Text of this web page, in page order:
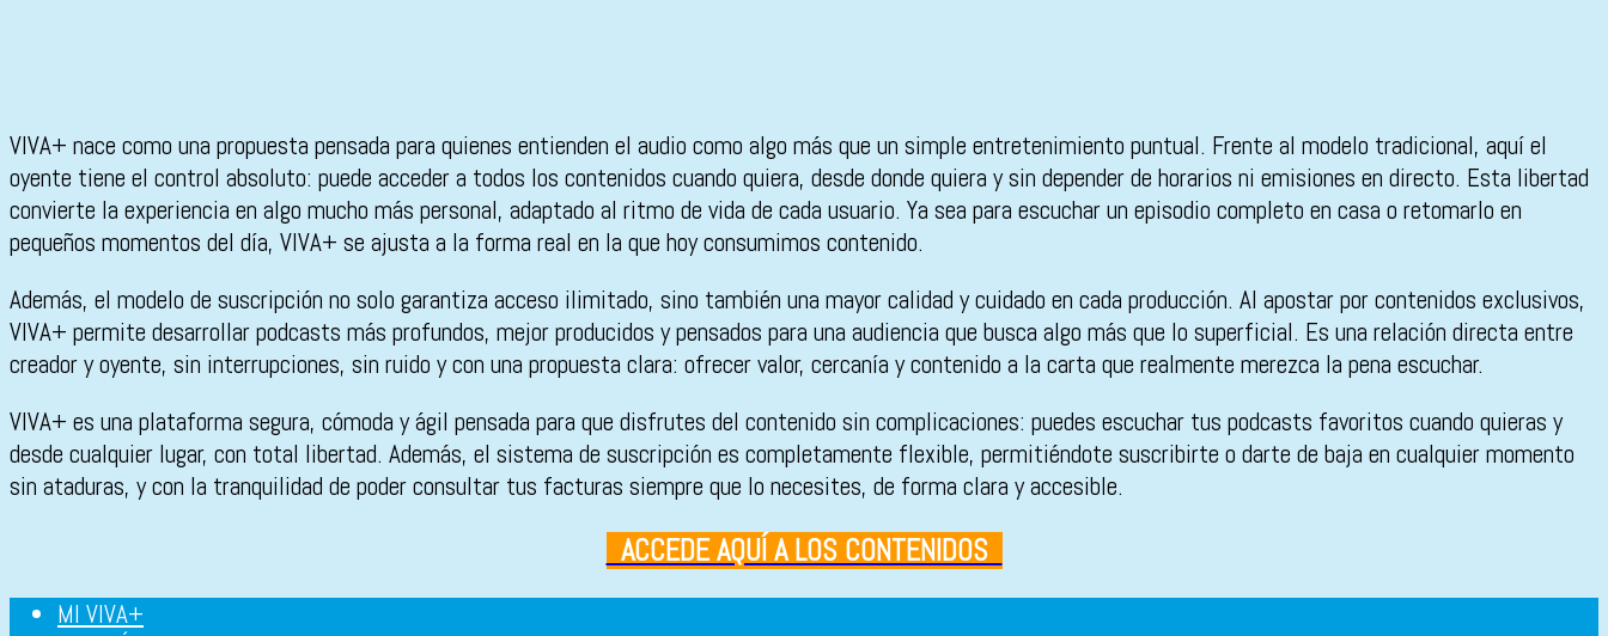
VIVA+ nace como una propuesta pensada para quienes entienden el audio como algo más que un simple entretenimiento puntual. Frente al modelo tradicional, aquí el
oyente tiene el control absoluto: puede acceder a todos los contenidos cuando quiera, desde donde quiera y sin depender de horarios ni emisiones en directo. Esta libertad
convierte la experiencia en algo mucho más personal, adaptado al ritmo de vida de cada usuario. Ya sea para escuchar un episodio completo en casa o retomarlo en
pequeños momentos del día, VIVA+ se ajusta a la forma real en la que hoy consumimos contenido.
Además, el modelo de suscripción no solo garantiza acceso ilimitado, sino también una mayor calidad y cuidado en cada producción. Al apostar por contenidos exclusivos,
VIVA+ permite desarrollar podcasts más profundos, mejor producidos y pensados para una audiencia que busca algo más que lo superficial. Es una relación directa entre
creador y oyente, sin interrupciones, sin ruido y con una propuesta clara: ofrecer valor, cercanía y contenido a la carta que realmente merezca la pena escuchar.
VIVA+ es una plataforma segura, cómoda y ágil pensada para que disfrutes del contenido sin complicaciones: puedes escuchar tus podcasts favoritos cuando quieras y
desde cualquier lugar, con total libertad. Además, el sistema de suscripción es completamente flexible, permitiéndote suscribirte o darte de baja en cualquier momento
sin ataduras, y con la tranquilidad de poder consultar tus facturas siempre que lo necesites, de forma clara y accesible.
ACCEDE AQUÍ A LOS CONTENIDOS
MI VIVA+